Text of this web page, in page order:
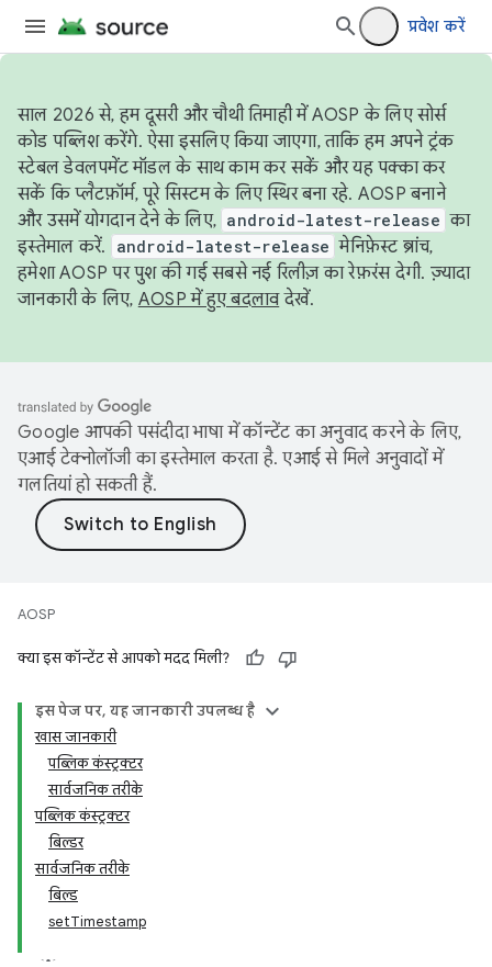
प्रवेश करें
साल 2026 से, हम दूसरी और चौथी तिमाही में AOSP के लिए सोर्स
कोड पब्लिश करेंगे. ऐसा इसलिए किया जाएगा, ताकि हम अपने ट्रंक
स्टेबल डेवलपमेंट मॉडल के साथ काम कर सकें और यह पक्का कर
सकें कि प्लैटफ़ॉर्म, पूरे सिस्टम के लिए स्थिर बना रहे. AOSP बनाने
और उसमें योगदान देने के लिए, android-latest-release का
इस्तेमाल करें.
android-latest-release मेनिफ़ेस्ट ब्रांच,
हमेशा AOSP पर पुश की गई सबसे नई रिलीज़ का रेफ़रंस देगी. ज़्यादा
जानकारी के लिए, AOSP में हुए बदलावदेखें.
Google आपकी पसंदीदा भाषा में कॉन्टेंट का अनुवाद करने के लिए,
एआई टेक्नोलॉजी का इस्तेमाल करता है. एआई से मिले अनुवादों में
गलतियां हो सकती हैं.
AOSP
क्या इस कॉन्टेंट से आपको मदद मिली?
इस पेज पर, यह जानकारी उपलब्ध है
खास जानकारी
पब्लिक कंस्ट्रक्टर
सार्वजनिक तरीके
पब्लिक कंस्ट्रक्टर
बिल्डर
सार्वजनिक तरीके
बिल्ड
setTimestamp